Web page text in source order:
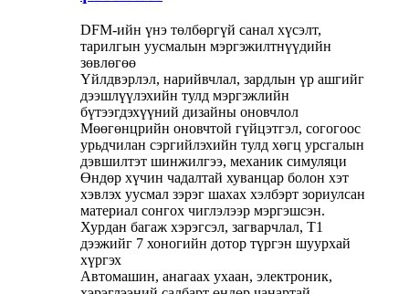
DFM-ийн үнэ төлбөргүй санал хүсэлт,
тарилгын уусмалын мэргэжилтнүүдийн
зөвлөгөө
Үйлдвэрлэл, нарийвчлал, зардлын үр ашгийг
дээшлүүлэхийн тулд мэргэжлийн
бүтээгдэхүүний дизайны оновчлол
Мөөгөнцрийн оновчтой гүйцэтгэл, согогоос
урьдчилан сэргийлэхийн тулд хөгц урсгалын
дэвшилтэт шинжилгээ, механик симуляци
Өндөр хүчин чадалтай хуванцар болон хэт
хэвлэх уусмал зэрэг шахах хэлбэрт зориулсан
материал сонгох чиглэлээр мэргэшсэн.
Хурдан багаж хэрэгсэл, загварчлал, T1
дээжийг 7 хоногийн дотор түргэн шуурхай
хүргэх
Автомашин, анагаах ухаан, электроник,